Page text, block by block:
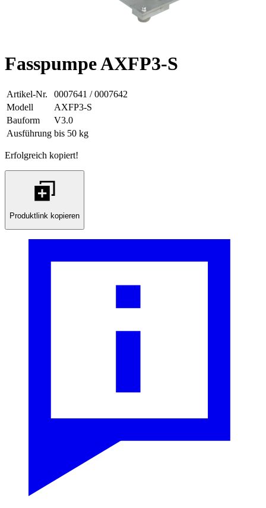
Fasspumpe AXFP3-S
Artikel-Nr.
0007641 / 0007642
Modell
AXFP3-S
Bauform
V3.0
Ausführung bis 50 kg
Erfolgreich kopiert!
Produktlink kopieren